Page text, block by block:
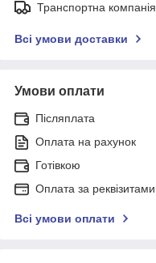
Транспортна компанія
Всі умови доставки
Умови оплати
Післяплата
Оплата на рахунок
Готівкою
Оплата за реквізитами
Всі умови оплати